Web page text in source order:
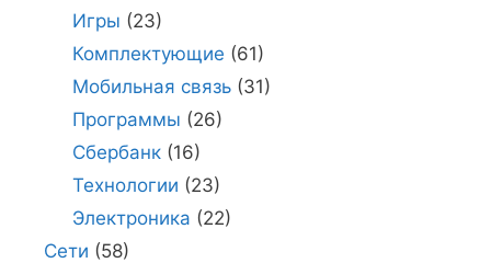
Игры (23)
Комплектующие (61)
Мобильная связь(31)
Программы (26)
Сбербанк(16)
Технологии (23)
Электроника (22)
Сети (58)